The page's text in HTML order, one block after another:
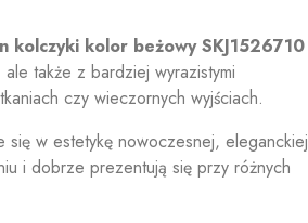
kolczyki kolor beżowy SKJ1526710
także z bardziej wyrazistymi
czy wieczornych wyjściach.
w estetykę nowoczesnej, eleganckiej
i dobrze prezentują się przy różnych